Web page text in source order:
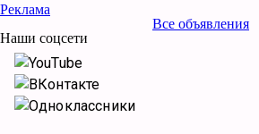
Реклама
Все объявления
Наши соцсети
YouTube
ВКонтакте
Одноклассники